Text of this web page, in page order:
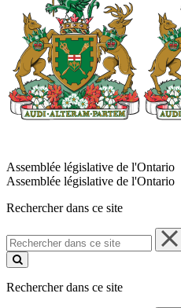
Assemblée législative de l'Ontario
Assemblée législative de l'Ontario
Rechercher dans ce site
Rechercher
dans
ce
Rechercher dans ce site